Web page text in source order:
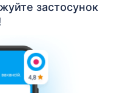
застосунок